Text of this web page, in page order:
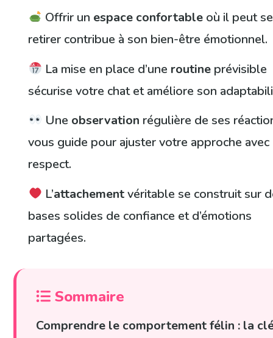
Offrir un espace confortable où il peut se
retirer contribue à son bien-être émotionnel.
La mise en place d’une routine prévisible
sécurise votre chat et améliore son
Une observation régulière de ses
vous guide pour ajuster votre approche avec
respect.
L’attachementvéritable se construit sur
bases solides de confiance et d’émotions
partagées.
Sommaire
Comprendre le comportement félin : la